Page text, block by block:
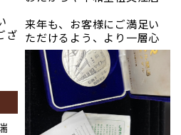
＃エルメス
＃シャネル
＃ロレックス
平和堂祖父江店
2F エスカレーター横すぐ
営業再開日は１月４日
#貴金属
#プラチナ
#ブランド品
#時計
#金
#おたからや
ざ
に
来年も、お客様にご満足い
ただけるよう、より一層心
を込めて査定させていただ
きますので、どうぞよろしく
お願いいたします。
皆様にとって、笑顔あふれる
素敵な年末年始となります
ように。